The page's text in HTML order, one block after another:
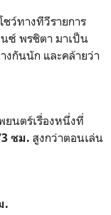
ว์ทางทีวีรายการ
ซ์ พรชิตา มาเป็น
งกันนัก และคล้ายว่า
ยนตร์เรื่องหนึ่งที่
ซม. สูงกว่าตอนเล่น
.